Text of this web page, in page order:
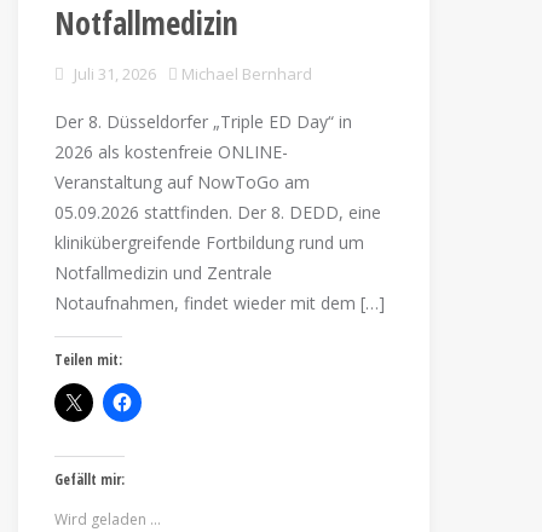
Notfallmedizin
Juli 31, 2026 Michael Bernhard
Der 8. Düsseldorfer „Triple ED Day“ in
2026 als kostenfreie ONLINE-
Veranstaltung auf NowToGo am
05.09.2026 stattfinden. Der 8. DEDD, eine
klinikübergreifende Fortbildung rund um
Notfallmedizin und Zentrale
Notaufnahmen, findet wieder mit dem […]
Teilen mit:
Gefällt mir:
Wird geladen …